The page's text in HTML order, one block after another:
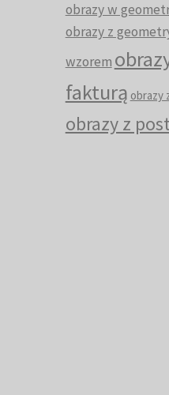
obrazy w
obrazy z
wzorem
fakturą obrazy
obrazy z